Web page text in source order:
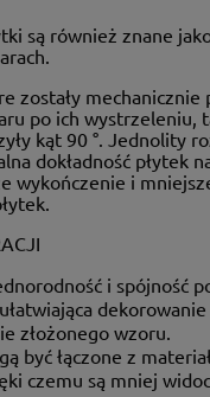
są również znane
zostały
po ich wystrzeleniu,
kąt 90 °. Jednolity
dokładność płytek
wykończenie i
i spójność
złożonego wzoru.
być łączone z
czemu są mniej